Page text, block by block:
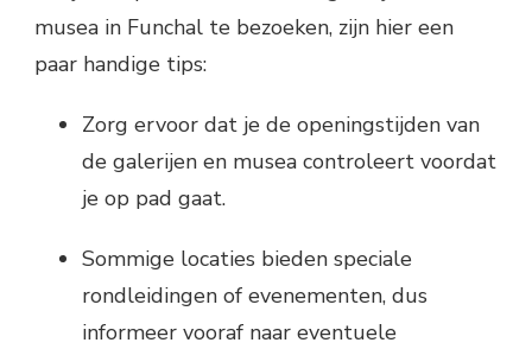
musea in Funchal te bezoeken, zijn hier een
paar handige tips:
Zorg ervoor dat je de openingstijden van
de galerijen en musea controleert voordat
je op pad gaat.
Sommige locaties bieden speciale
rondleidingen of evenementen, dus
informeer vooraf naar eventuele